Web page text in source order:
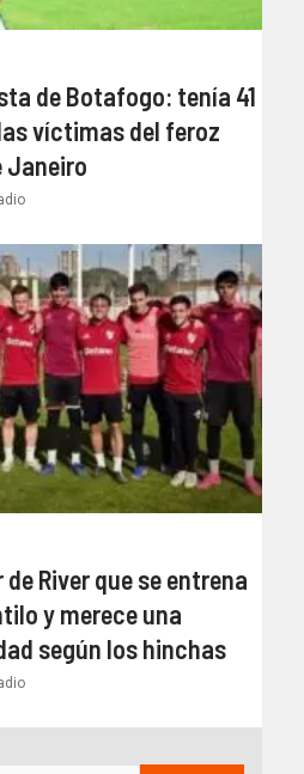
de Botafogo: tenía 41
víctimas del feroz
Janeiro
River que se entrena
y merece una
según los hinchas